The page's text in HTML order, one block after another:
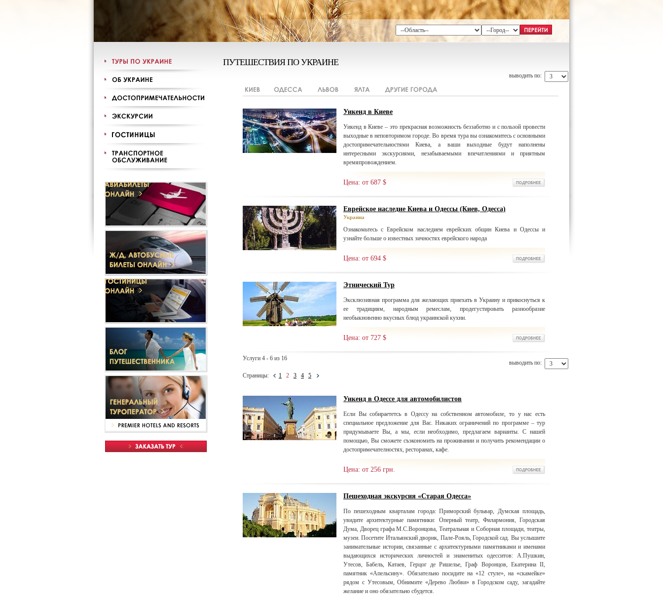
ПУТЕШЕСТВИЯ ПО УКРАИНЕ
выводить по:
Уикенд в Киеве
Уикенд в Киеве – это прекрасная возможность беззаботно и с пользой провести
выходные в неповторимом городе. Во время тура вы ознакомитесь с основными
достопримечательностями Киева, а ваши выходные будут наполнены
интересными экскурсиями, незабываемыми впечатлениями и приятным
времяпровождением.
Цена: от 687 $
Еврейское наследие Киева и Одессы (Киев, Одесса)
Украина
Ознакомьтесь с Еврейском наследием еврейских общин Киева и Одессы и
узнайте больше о известных зичностях еврейского народа
Цена: от 694 $
Этнический Тур
Эксклюзивная программа для желающих приехать в Украину и прикоснуться к
ее традициям, народным ремеслам, продегустировать разнообразие
необыкновенно вкусных блюд украинской кухни.
Цена: от 727 $
Услуги 4 - 6 из 16
Страницы: 1 2 3 4 5
выводить по:
Уикенд в Одессе для автомобилистов
Если Вы собираететсь в Одессу на собственном автомобиле, то у нас есть
специальное предложение для Вас. Никаких ограничений по программе – тур
придумываете Вы, а мы, если необходимо, предлагаем варианты. С нашей
помощью, Вы сможете съэкономить на проживании и получить рекомендации о
достопримечателностях, ресторанах, кафе.
Цена: от 256 грн.
Пешеходная экскурсия «Старая Одесса»
По пешеходным кварталам города: Приморский бульвар, Думская площадь,
увидите архитектурные памятники: Оперный театр, Филармония, Городская
Дума, Дворец графа М.С.Воронцова, Театральная и Соборная площади, театры,
музеи. Посетите Итальянский дворик, Пале-Рояль, Городской сад. Вы услышите
занимательные истории, связанные с архитектурными памятниками и именами
выдающихся исторических личностей и знаменитых одесситов: А.Пушкин,
Утесов, Бабель, Катаев, Герцог де Ришелье, Граф Воронцов, Екатерина II,
памятник «Апельсину». Обязательно посидите на «12 стуле», на «скамейке»
рядом с Утесовым, Обнимите «Дерево Любви» в Городском саду, загадайте
желание и оно обязательно сбудется.